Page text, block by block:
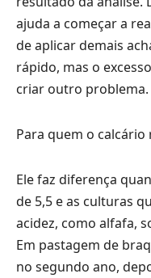
ajuda a começar a
de aplicar demais
rápido, mas o
criar outro problema.
Para quem o
Ele faz diferença
de 5,5 e as culturas
acidez, como alfafa,
Em pastagem de
no segundo ano,